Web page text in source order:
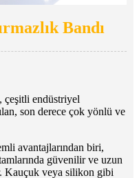
Bandı
çeşitli endüstriyel
son derece çok yönlü ve
avantajlarından biri,
güvenilir ve uzun
Kauçuk veya silikon gibi